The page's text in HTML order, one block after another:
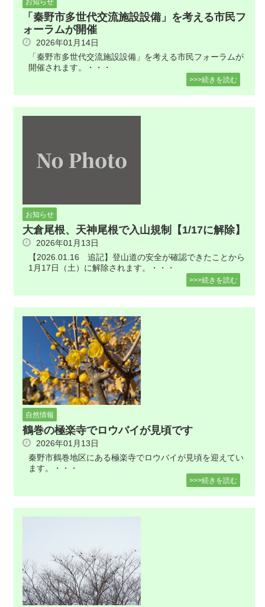
お知らせ
「秦野市多世代交流施設設備」を考える市民フ
ォーラムが開催
2026年01月14日
「秦野市多世代交流施設設備」を考える市民フォーラムが
開催されます。・・・
>>>続きを読む
お知らせ
大倉尾根、天神尾根で入山規制【1/17に解除】
2026年01月13日
【2026.01.16 追記】登山道の安全が確認できたことから
1月17日（土）に解除されます。・・・
>>>続きを読む
自然情報
鶴巻の極楽寺でロウバイが見頃です
2026年01月13日
秦野市鶴巻地区にある極楽寺でロウバイが見頃を迎えてい
ます。・・・
>>>続きを読む